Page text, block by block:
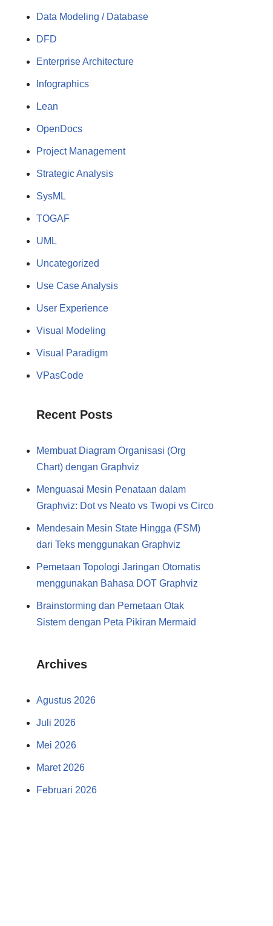
Data Modeling / Database
DFD
Enterprise Architecture
Infographics
Lean
OpenDocs
Project Management
Strategic Analysis
SysML
TOGAF
UML
Uncategorized
Use Case Analysis
User Experience
Visual Modeling
Visual Paradigm
VPasCode
Recent Posts
Membuat Diagram Organisasi (Org
Chart) dengan Graphviz
Menguasai Mesin Penataan dalam
Graphviz: Dot vs Neato vs Twopi vs Circo
Mendesain Mesin State Hingga (FSM)
dari Teks menggunakan Graphviz
Pemetaan Topologi Jaringan Otomatis
menggunakan Bahasa DOT Graphviz
Brainstorming dan Pemetaan Otak
Sistem dengan Peta Pikiran Mermaid
Archives
Agustus 2026
Juli 2026
Mei 2026
Maret 2026
Februari 2026